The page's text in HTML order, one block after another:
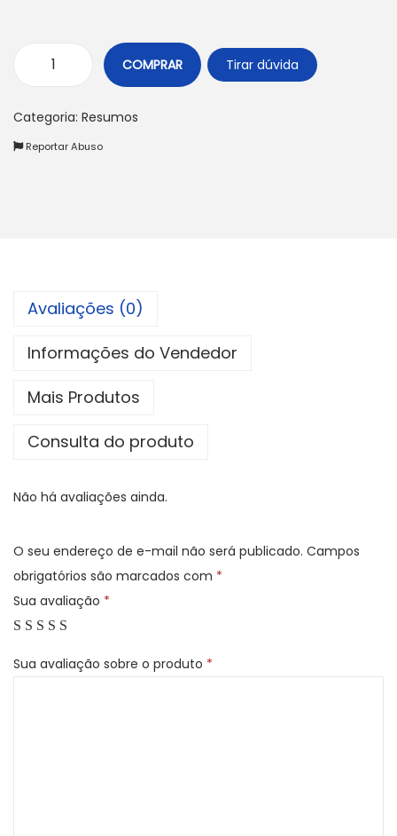
L
U
S
N
U
q
a
t
i
d
a
e
COMPRAR Tirar dúvida
Categoria: Resumos
Reportar Abuso
Avaliações (0)
Informações do Vendedor
Mais Produtos
Consulta do produto
Não há avaliações ainda.
O seu endereço de e-mail não será publicado. Campos
obrigatórios são marcados com *
Sua avaliação *
Sua avaliação sobre o produto *